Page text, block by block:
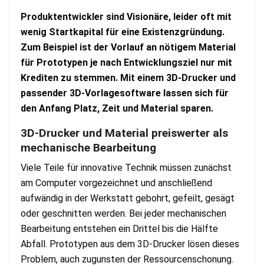
Produktentwickler sind Visionäre, leider oft mit
wenig Startkapital für eine Existenzgründung.
Zum Beispiel ist der Vorlauf an nötigem Material
für Prototypen je nach Entwicklungsziel nur mit
Krediten zu stemmen. Mit einem 3D-Drucker und
passender 3D-Vorlagesoftware lassen sich für
den Anfang Platz, Zeit und Material sparen.
3D-Drucker und Material preiswerter als
mechanische Bearbeitung
Viele Teile für innovative Technik müssen zunächst
am Computer vorgezeichnet und anschließend
aufwändig in der Werkstatt gebohrt, gefeilt, gesägt
oder geschnitten werden. Bei jeder mechanischen
Bearbeitung entstehen ein Drittel bis die Hälfte
Abfall. Prototypen aus dem 3D-Drucker lösen dieses
Problem, auch zugunsten der Ressourcenschonung.